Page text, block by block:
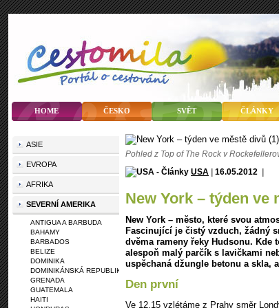
HOME ČESKO SVĚT ČLÁNKY
Pohled z Top of The Rock v
USA | 16.05.2012 |
New York – týden
New York – město, které svou
Fascinující je čistý vzduch, žádný
dvěma rameny řeky Hudsonu.
alespoň malý parčík s lavičkami
uspěchaná džungle betonu a skla,
Den první
Ve 12.15 vzlétáme z Prahy směr
ASIE
EVROPA
AFRIKA
SEVERNÍ AMERIKA
ANTIGUA A BARBUDA
BAHAMY
BARBADOS
BELIZE
DOMINIKA
DOMINIKÁNSKÁ REPUBLIKA
GRENADA
GUATEMALA
HAITI